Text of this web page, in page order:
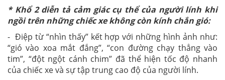
* Khổ 2 diễn tả cảm giác cụ thể của người lính khi
ngồi trên những chiếc xe không còn kính chắn gió:
- Điệp từ “nhìn thấy” kết hợp với những hình ảnh như:
“gió vào xoa mắt đắng”, “con đường chạy thẳng vào
tim”, “đột ngột cánh chim” đã thể hiện tốc độ nhanh
của chiếc xe và sự tập trung cao độ của người lính.